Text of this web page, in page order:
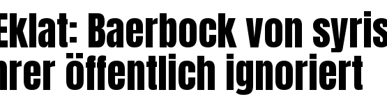
Baerbock von
öffentlich ignoriert